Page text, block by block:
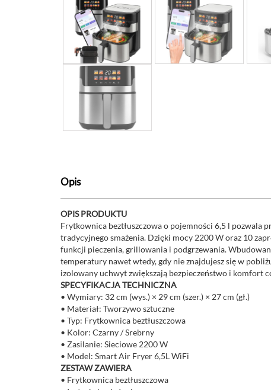
Opis
OPIS PRODUKTU
Frytkownica beztłuszczowa o pojemności 6,5 l
tradycyjnego smażenia. Dzięki mocy 2200 W oraz 10
funkcji pieczenia, grillowania i podgrzewania.
temperatury nawet wtedy, gdy nie znajdujesz się w
izolowany uchwyt zwiększają bezpieczeństwo i komfort
SPECYFIKACJA TECHNICZNA
• Wymiary: 32 cm (wys.) × 29 cm (szer.) × 27 cm (gł.)
• Materiał: Tworzywo sztuczne
• Typ: Frytkownica beztłuszczowa
• Kolor: Czarny / Srebrny
• Zasilanie: Sieciowe 2200 W
• Model: Smart Air Fryer 6,5L WiFi
ZESTAW ZAWIERA
• Frytkownica beztłuszczowa